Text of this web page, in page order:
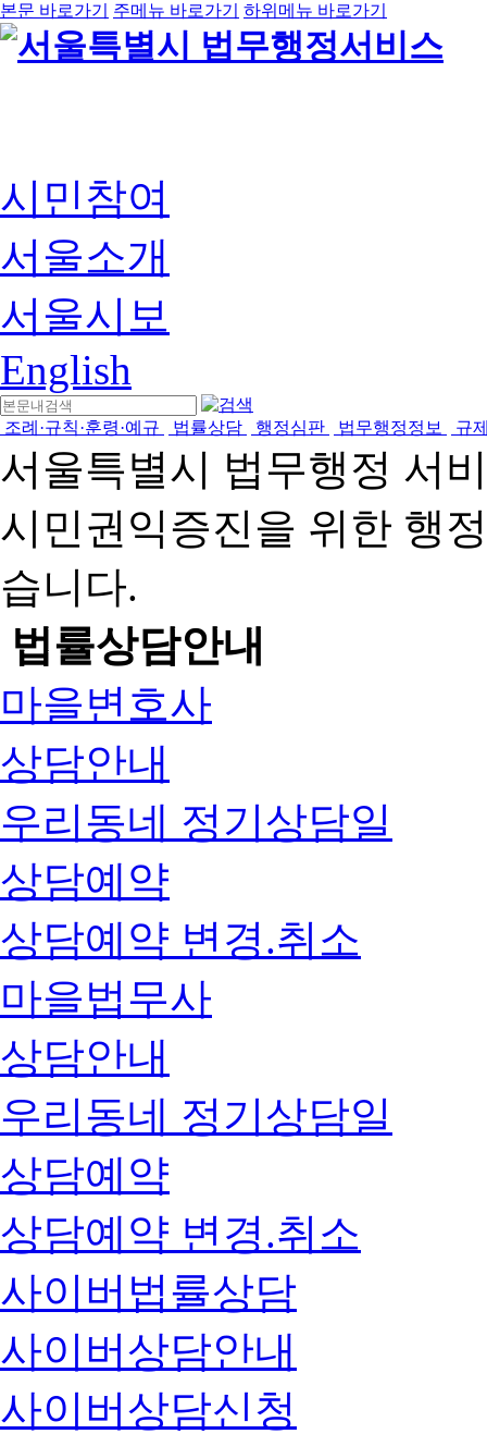
본문 바로가기 주메뉴 바로가기 하위메뉴 바로가기
시민참여
서울소개
서울시보
English
조례·규칙·훈령·예규 법률상담 행정심판 법무행정정보 규
서울특별시 법무행정 서
시민권익증진을 위한 행
습니다.
법률상담안내
마을변호사
상담안내
우리동네 정기상담일
상담예약
상담예약 변경.취소
마을법무사
상담안내
우리동네 정기상담일
상담예약
상담예약 변경.취소
사이버법률상담
사이버상담안내
사이버상담신청